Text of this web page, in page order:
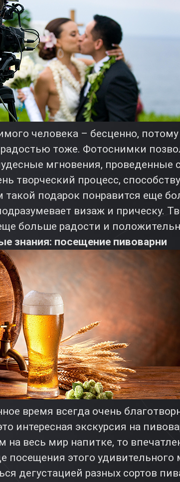
человека – бесценно, потому
тоже. Фотоснимки
мгновения, проведенные
творческий процесс,
подарок понравится еще
визаж и прическу.
больше радости и
знания: посещение пивоварни
время всегда очень
интересная экскурсия на
на весь мир напитке, то
посещения этого
дегустацией разных сортов